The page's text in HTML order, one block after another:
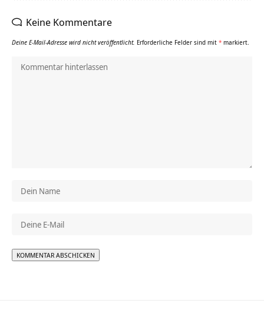
Keine Kommentare
Deine E-Mail-Adresse wird nicht veröffentlicht. Erforderliche Felder sind mit * markiert.